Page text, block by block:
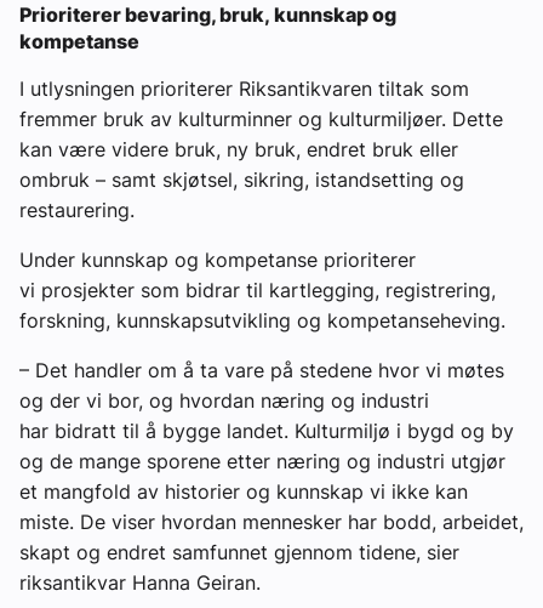
Prioriterer bevaring, bruk, kunnskap og
kompetanse
I utlysningen prioriterer Riksantikvaren tiltak som
fremmer bruk av kulturminner og kulturmiljøer. Dette
kan være videre bruk, ny bruk, endret bruk eller
ombruk – samt skjøtsel, sikring, istandsetting og
restaurering.
Under kunnskap og kompetanse prioriterer
vi prosjekter som bidrar til kartlegging, registrering,
forskning, kunnskapsutvikling og kompetanseheving.
– Det handler om å ta vare på stedene hvor vi møtes
og der vi bor, og hvordan næring og industri
har bidratt til å bygge landet. Kulturmiljø i bygd og by
og de mange sporene etter næring og industri utgjør
et mangfold av historier og kunnskap vi ikke kan
miste. De viser hvordan mennesker har bodd, arbeidet,
skapt og endret samfunnet gjennom tidene, sier
riksantikvar Hanna Geiran.